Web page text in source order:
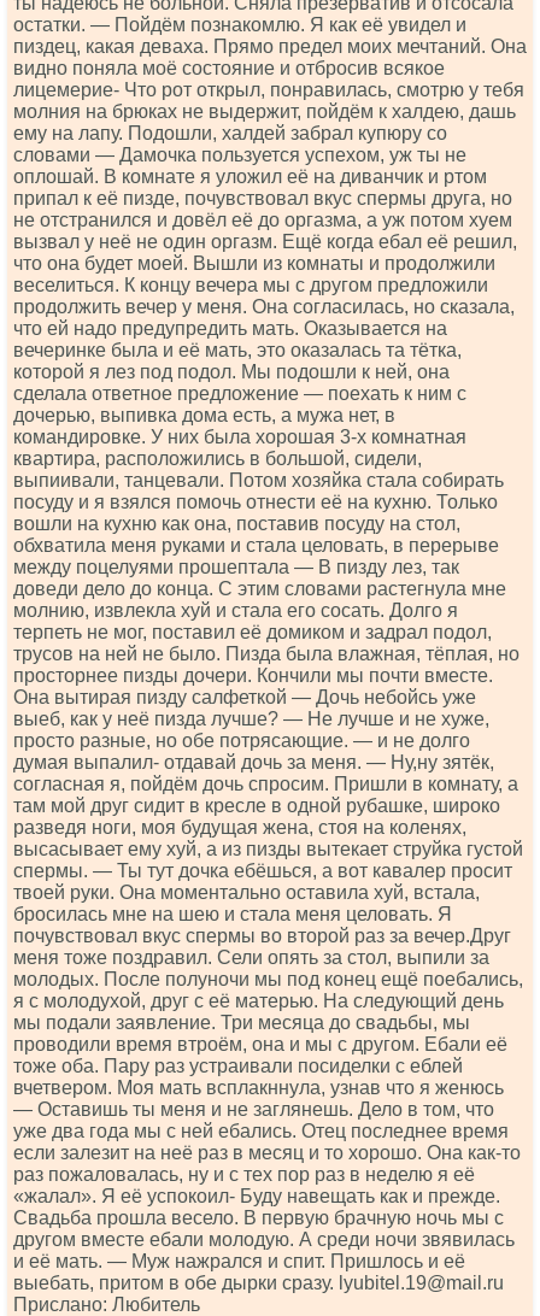
остатки. — Пойдём познакомлю. Я как её увидел и
пиздец, какая деваха. Прямо предел моих мечтаний. Она
видно поняла моё состояние и отбросив всякое
лицемерие- Что рот открыл, понравилась, смотрю у тебя
молния на брюках не выдержит, пойдём к халдею, дашь
ему на лапу. Подошли, халдей забрал купюру со
словами — Дамочка пользуется успехом, уж ты не
оплошай. В комнате я уложил её на диванчик и ртом
припал к её пизде, почувствовал вкус спермы друга, но
не отстранился и довёл её до оргазма, а уж потом хуем
вызвал у неё не один оргазм. Ещё когда ебал её решил,
что она будет моей. Вышли из комнаты и продолжили
веселиться. К концу вечера мы с другом предложили
продолжить вечер у меня. Она согласилась, но сказала,
что ей надо предупредить мать. Оказывается на
вечеринке была и её мать, это оказалась та тётка,
которой я лез под подол. Мы подошли к ней, она
сделала ответное предложение — поехать к ним с
дочерью, выпивка дома есть, а мужа нет, в
командировке. У них была хорошая 3-х комнатная
квартира, расположились в большой, сидели,
выпиивали, танцевали. Потом хозяйка стала собирать
посуду и я взялся помочь отнести её на кухню. Только
вошли на кухню как она, поставив посуду на стол,
обхватила меня руками и стала целовать, в перерыве
между поцелуями прошептала — В пизду лез, так
доведи дело до конца. С этим словами растегнула мне
молнию, извлекла хуй и стала его сосать. Долго я
терпеть не мог, поставил её домиком и задрал подол,
трусов на ней не было. Пизда была влажная, тёплая, но
просторнее пизды дочери. Кончили мы почти вместе.
Она вытирая пизду салфеткой — Дочь небойсь уже
выеб, как у неё пизда лучше? — Не лучше и не хуже,
просто разные, но обе потрясающие. — и не долго
думая выпалил- отдавай дочь за меня. — Ну,ну зятёк,
согласная я, пойдём дочь спросим. Пришли в комнату, а
там мой друг сидит в кресле в одной рубашке, широко
разведя ноги, моя будущая жена, стоя на коленях,
высасывает ему хуй, а из пизды вытекает струйка густой
спермы. — Ты тут дочка ебёшься, а вот кавалер просит
твоей руки. Она моментально оставила хуй, встала,
бросилась мне на шею и стала меня целовать. Я
почувствовал вкус спермы во второй раз за вечер.Друг
меня тоже поздравил. Сели опять за стол, выпили за
молодых. После полуночи мы под конец ещё поебались,
я с молодухой, друг с её матерью. На следующий день
мы подали заявление. Три месяца до свадьбы, мы
проводили время втроём, она и мы с другом. Ебали её
тоже оба. Пару раз устраивали посиделки с еблей
вчетвером. Моя мать всплакннула, узнав что я женюсь
— Оставишь ты меня и не заглянешь. Дело в том, что
уже два года мы с ней ебались. Отец последнее время
если залезит на неё раз в месяц и то хорошо. Она как-то
раз пожаловалась, ну и с тех пор раз в неделю я её
«жалал». Я её успокоил- Буду навещать как и прежде.
Свадьба прошла весело. В первую брачную ночь мы с
другом вместе ебали молодую. А среди ночи звявилась
и её мать. — Муж нажрался и спит. Пришлось и её
выебать, притом в обе дырки сразу. lyubitеl.19@mаil.ru
Прислано: Любитель